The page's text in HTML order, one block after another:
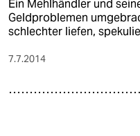
Ein Mehlhändler und
Geldproblemen
schlechter liefen,
7.7.2014